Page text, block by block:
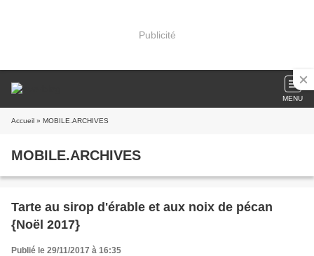
Publicité
MENU
Accueil » MOBILE.ARCHIVES
MOBILE.ARCHIVES
Tarte au sirop d'érable et aux noix de pécan
{Noël 2017}
Publié le 29/11/2017 à 16:35